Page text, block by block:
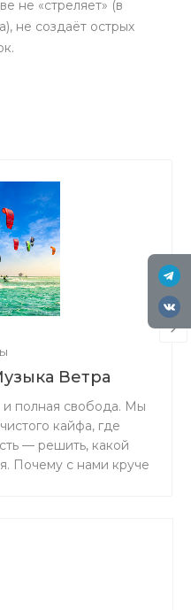
не «стреляет» (в
не создаёт острых
Ветра
полная свобода. Мы
кайфа, где
— решить, какой
Почему с нами круче
в кадре: Видео и
успеха. Полный
массаж для тех, кто